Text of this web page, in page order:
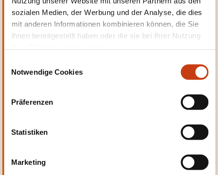
sozialen Medien, der Werbung und der Analyse, die dies
mit anderen Informationen kombinieren können, die Sie
ihnen bereitgestellt haben oder die sie bei Ihrer Nutzung
Notwendige Cookies
Präferenzen
Statistiken
Marketing
Entwicklung